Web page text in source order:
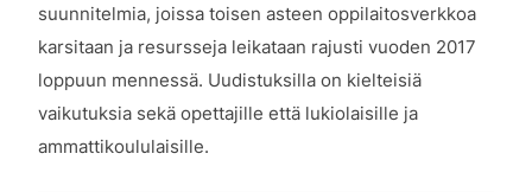
suunnitelmia, joissa toisen asteen oppilaitosverkkoa
karsitaan ja resursseja leikataan rajusti vuoden 2017
loppuun mennessä. Uudistuksilla on kielteisiä
vaikutuksia sekä opettajille että lukiolaisille ja
ammattikoululaisille.